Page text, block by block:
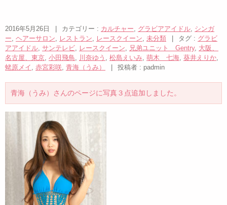
2016年5月26日 カテゴリー : カルチャー, グラビアアイドル, シンガ
ー, ヘアーサロン, レストラン, レースクイーン, 未分類 タグ : グラビ
アアイドル, サンテレビ, レースクイーン, 兄弟ユニット Gentry, 大阪、
名古屋、東京, 小田飛鳥, 川奈ゆう , 松島えいみ, 萌木 七海, 葵井えりか,
蛯原メイ , 赤宮彩咲, 青海（うみ） 投稿者 : padmin
青海（うみ）さんのページに写真３点追加しました。